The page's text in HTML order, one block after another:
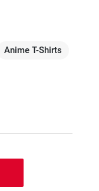
Anime T-Shirts